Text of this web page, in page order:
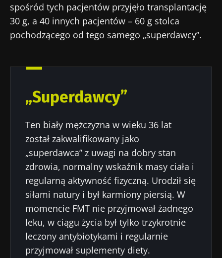
spośród tych pacjentów przyjęło transplantację
30 g, a 40 innych pacjentów – 60 g stolca
pochodzącego od tego samego „superdawcy”.
„Superdawcy”
Ten biały mężczyzna w wieku 36 lat
został zakwalifikowany jako
„superdawca” z uwagi na dobry stan
zdrowia, normalny wskaźnik masy ciała i
regularną aktywność fizyczną. Urodził się
siłami natury i był karmiony piersią. W
momencie FMT nie przyjmował żadnego
leku, w ciągu życia był tylko trzykrotnie
leczony antybiotykami i regularnie
przyjmował suplementy diety.